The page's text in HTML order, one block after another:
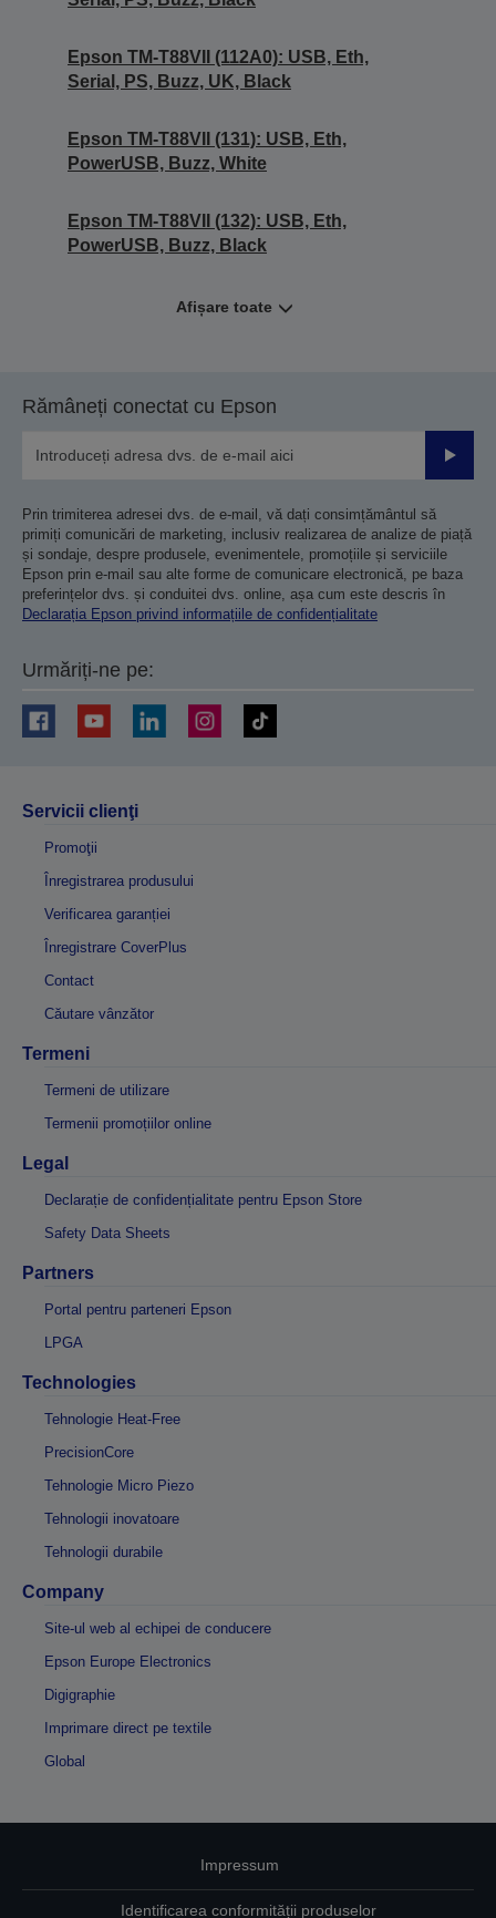
Epson TM-T88VII (112A0): USB, Eth,
Serial, PS, Buzz, UK, Black
Epson TM-T88VII (131): USB, Eth,
PowerUSB, Buzz, White
Epson TM-T88VII (132): USB, Eth,
PowerUSB, Buzz, Black
Afișare toate
Rămâneți conectat cu Epson
Prin trimiterea adresei dvs. de e-mail, vă dați consimțământul să
primiți comunicări de marketing, inclusiv realizarea de analize de piață
și sondaje, despre produsele, evenimentele, promoțiile și serviciile
Epson prin e-mail sau alte forme de comunicare electronică, pe baza
preferințelor dvs. și conduitei dvs. online, așa cum este descris în
Declarația Epson privind informațiile de confidențialitate
Urmăriți-ne pe:
Servicii clienţi
Promoţii
Înregistrarea produsului
Verificarea garanției
Înregistrare CoverPlus
Contact
Căutare vânzător
Termeni
Termeni de utilizare
Termenii promoțiilor online
Legal
Declarație de confidențialitate pentru Epson Store
Safety Data Sheets
Partners
Portal pentru parteneri Epson
LPGA
Technologies
Tehnologie Heat-Free
PrecisionCore
Tehnologie Micro Piezo
Tehnologii inovatoare
Tehnologii durabile
Company
Site-ul web al echipei de conducere
Epson Europe Electronics
Digigraphie
Imprimare direct pe textile
Global
Impressum
Identificarea conformității produselor